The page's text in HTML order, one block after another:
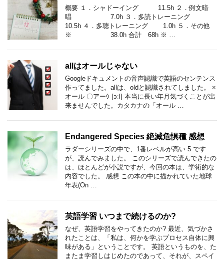
概要 １．シャドーイング 11.5h ２．例文暗
唱 7.0h ３．多読トレーニング
10.5h ４．多聴トレーニング 1.0h ５．その他
※ 38.0h 合計 68h ※ …
allはオールじゃない
Googleドキュメントの音声認識で英語のセンテンス
作ってました。allは、oldと認識されてしました。 ×
オール 〇アーｳ [ɔːl] 本当に長い年月気づくことが出
来ませんでした。カタカナの「オール …
Endangered Species 絶滅危惧種 感想
ラダーシリーズの中で、1番レベルが高い 5 です
が、読んでみました。 このシリーズで読んできたの
は、ほとんどが小説ですが、今回の本は、学術的な
内容でした。 感想 この本の中に描かれていた地球
年表(On …
英語学習 いつまで続けるのか?
なぜ、英語学習をやってきたのか? 最近、気づかさ
れたことは、「私は、何かを学ぶプロセス自体に興
味がある」ということです。 英語というものを、た
またま学習しはじめたのであって、それが、スペイ